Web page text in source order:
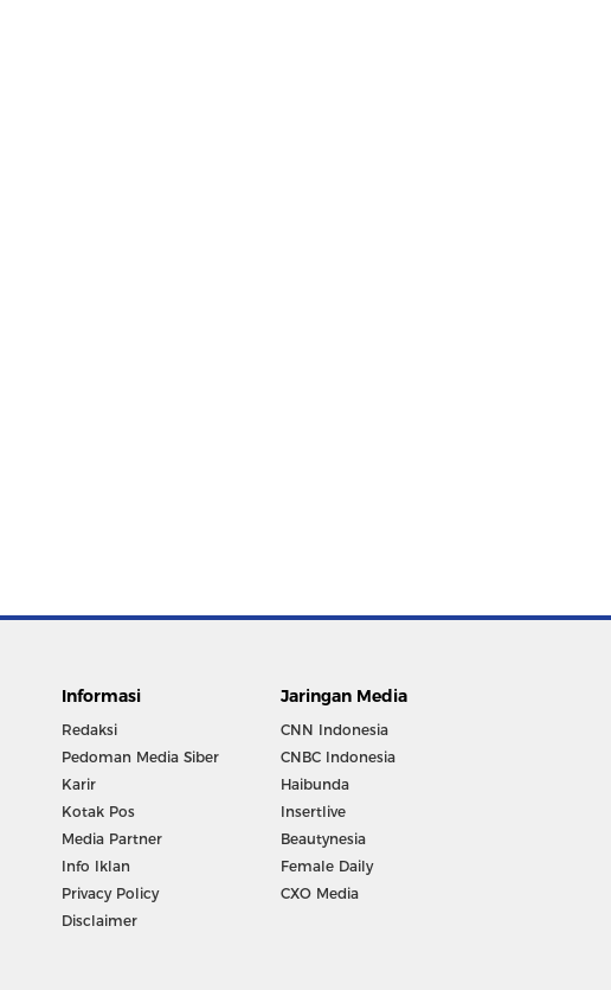
Informasi
Redaksi
Pedoman Media Siber
Karir
Kotak Pos
Media Partner
Info Iklan
Privacy Policy
Disclaimer
Jaringan Media
CNN Indonesia
CNBC Indonesia
Haibunda
Insertlive
Beautynesia
Female Daily
CXO Media